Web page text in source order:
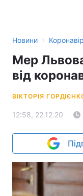
Новини ›
Мер
від
ВІКТОРІЯ
12:58, 22.12.20